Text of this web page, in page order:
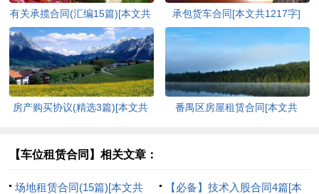
有关承揽合同(汇编15篇)[本文共
18942字]
承包货车合同[本文共1217字]
房产购买协议(精选3篇)[本文共
番禺区房屋租赁合同[本文共
【车位租赁合同】相关文章：
场地租赁合同(15篇)[本文共
【必备】技术入股合同4篇[本